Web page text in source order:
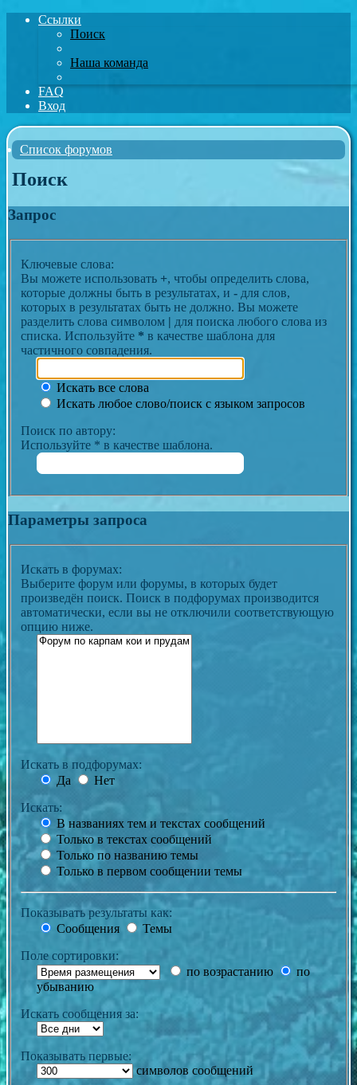
Ссылки
Поиск
Наша команда
FAQ
Вход
Список форумов
Поиск
Запрос
Ключевые слова:
Вы можете использовать +, чтобы определить слова,
которые должны быть в результатах, и - для слов,
которых в результатах быть не должно. Вы можете
разделить слова символом | для поиска любого слова из
списка. Используйте * в качестве шаблона для
частичного совпадения.
Искать все слова
Искать любое слово/поиск с языком запросов
Поиск по автору:
Используйте * в качестве шаблона.
Параметры запроса
Искать в форумах:
Выберите форум или форумы, в которых будет
произведён поиск. Поиск в подфорумах производится
автоматически, если вы не отключили соответствующую
опцию ниже.
Искать в подфорумах:
Да
Нет
Искать:
В названиях тем и текстах сообщений
Только в текстах сообщений
Только по названию темы
Только в первом сообщении темы
Показывать результаты как:
Сообщения
Темы
Поле сортировки:
по возрастанию
по
убыванию
Искать сообщения за:
Показывать первые:
символов сообщений